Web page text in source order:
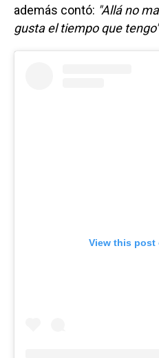
además contó: "Allá no
gusta el tiempo que
View this post